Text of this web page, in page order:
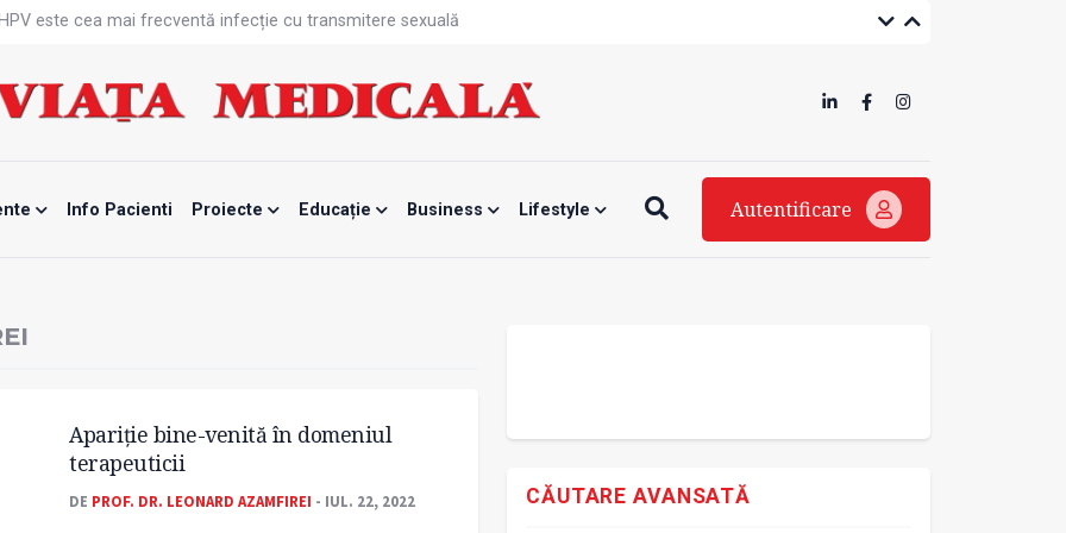
este cea mai frecventă infecție cu transmitere sexuală
blocată temporar
de la specialiști
mamei și copilului
Info Pacienti Proiecte Educație Business Lifestyle Autentificare
Apariţie bine-venită în domeniul
terapeuticii
DE PROF. DR. LEONARD AZAMFIREI - IUL. 22, 2022 CĂUTARE AVANSATĂ